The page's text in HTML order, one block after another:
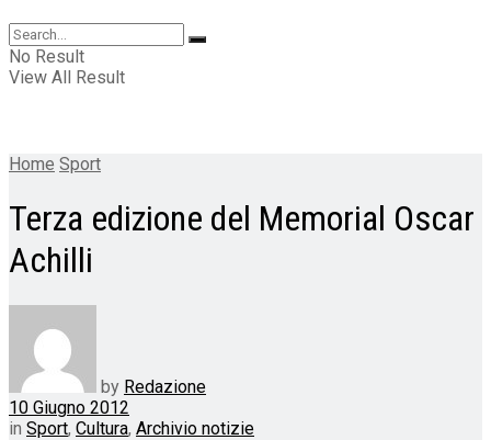
No Result
View All Result
Home Sport
Terza edizione del Memorial Oscar
Achilli
by Redazione
10 Giugno 2012
in Sport, Cultura, Archivio notizie